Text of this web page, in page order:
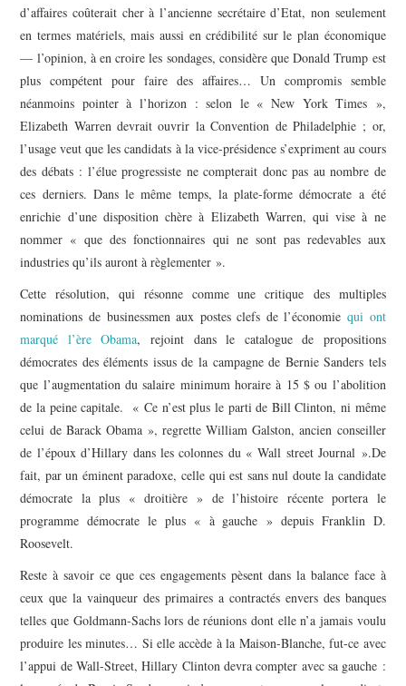
d’affaires coûterait cher à l’ancienne secrétaire d’Etat, non seulement
en termes matériels, mais aussi en crédibilité sur le plan économique
— l’opinion, à en croire les sondages, considère que Donald Trump est
plus compétent pour faire des affaires… Un compromis semble
néanmoins pointer à l’horizon : selon le « New York Times »,
Elizabeth Warren devrait ouvrir la Convention de Philadelphie ; or,
l’usage veut que les candidats à la vice-présidence s’expriment au cours
des débats : l’élue progressiste ne compterait donc pas au nombre de
ces derniers. Dans le même temps, la plate-forme démocrate a été
enrichie d’une disposition chère à Elizabeth Warren, qui vise à ne
nommer « que des fonctionnaires qui ne sont pas redevables aux
industries qu’ils auront à règlementer ».
Cette résolution, qui résonne comme une critique des multiples
nominations de businessmen aux postes clefs de l’économiequi ont
marqué l’ère Obama, rejoint dans le catalogue de propositions
démocrates des éléments issus de la campagne de Bernie Sanders tels
que l’augmentation du salaire minimum horaire à 15 $ ou l’abolition
de la peine capitale. « Ce n’est plus le parti de Bill Clinton, ni même
celui de Barack Obama », regrette William Galston, ancien conseiller
de l’époux d’Hillary dans les colonnes du « Wall street Journal ».De
fait, par un éminent paradoxe, celle qui est sans nul doute la candidate
démocrate la plus « droitière » de l’histoire récente portera le
programme démocrate le plus « à gauche » depuis Franklin D.
Roosevelt.
Reste à savoir ce que ces engagements pèsent dans la balance face à
ceux que la vainqueur des primaires a contractés envers des banques
telles que Goldmann-Sachs lors de réunions dont elle n’a jamais voulu
produire les minutes… Si elle accède à la Maison-Blanche, fut-ce avec
l’appui de Wall-Street, Hillary Clinton devra compter avec sa gauche :